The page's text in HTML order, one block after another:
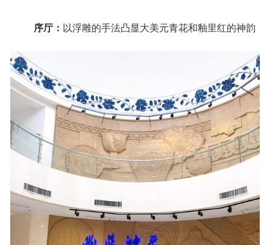
序厅： 以浮雕的手法凸显大美元青花和釉里红的神韵